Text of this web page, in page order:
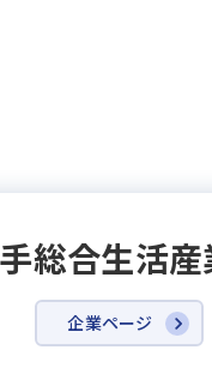
総合生活産
企業ページ